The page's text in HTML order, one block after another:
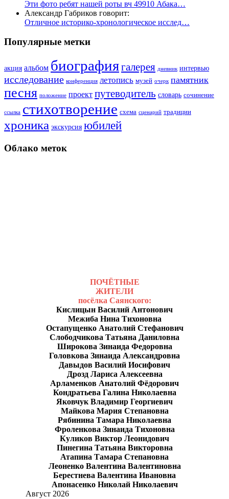
Эти фото ребят нашей роты вч 49910 Абака…
Александр Габриков говорит:
Отличное историко-хронологическое исслед…
Популярные метки
акция альбом биографиягалерея дневник интервью
исследование конференция летопись музей очерк памятник
песня положение проект путеводитель словарь сочинение
ссылка стихотворение схема сценарий традиции
хроника экскурсия юбилей
Облако меток
ПОЧЁТНЫЕ
ЖИТЕЛИ
посёлка Саянского:
Кислицын Василий Антонович
Межиба Нина Тихоновна
Остапущенко Анатолий Стефанович
Слободчикова Татьяна Даниловна
Широкова Зинаида Федоровна
Головкова Зинаида Александровна
Давыдов Василий Иосифович
Дрозд Лариса Алексеевна
Арламенков Анатолий Фёдорович
Кондратьева Галина Николаевна
Яковчук Владимир Георгиевич
Майкова Мария Степановна
Рябинина Тамара Николаевна
Фроленкова Зинаида Тихоновна
Куликов Виктор Леонидович
Пинегина Татьяна Викторовна
Атапина Тамара Степановна
Леоненко Валентина Валентиновна
Берестнева Валентина Ивановна
Апонасенко Николай Николаевич
Август 2026